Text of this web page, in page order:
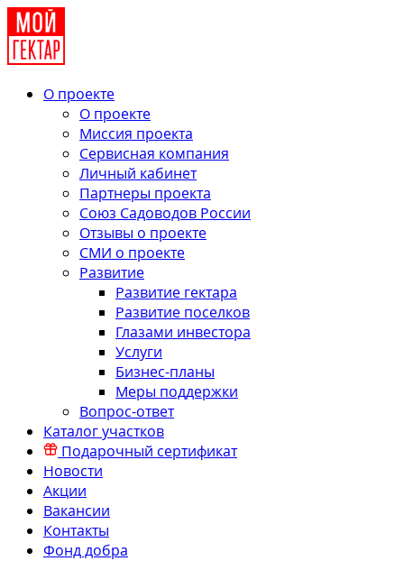
О проекте
О проекте
Миссия проекта
Сервисная компания
Личный кабинет
Партнеры проекта
Союз Садоводов России
Отзывы о проекте
СМИ о проекте
Развитие
Развитие гектара
Развитие поселков
Глазами инвестора
Услуги
Бизнес-планы
Меры поддержки
Вопрос-ответ
Каталог участков
Подарочный сертификат
Новости
Акции
Вакансии
Контакты
Фонд добра